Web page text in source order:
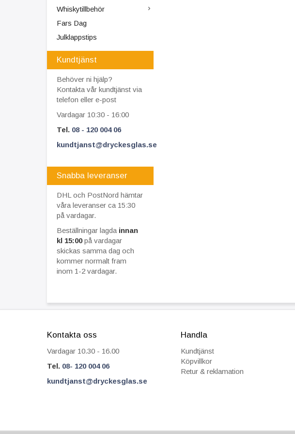
Whiskytillbehör
Fars Dag
Julklappstips
Kundtjänst
Behöver ni hjälp?
Kontakta vår kundtjänst via
telefon eller e-post
Vardagar 10:30 - 16:00
Tel. 08 - 120 004 06
kundtjanst@dryckesglas.se
Snabba leveranser
DHL och PostNord hämtar
våra leveranser ca 15:30
på vardagar.
Beställningar lagda innan
kl 15:00på vardagar
skickas samma dag och
kommer normalt fram
inom 1-2 vardagar.
Kontakta oss
Vardagar 10.30 - 16.00
Tel. 08- 120 004 06
kundtjanst@dryckesglas.se
Handla
Kundtjänst
Köpvillkor
Retur & reklamation